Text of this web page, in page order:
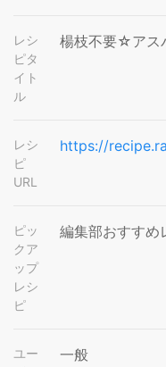
レシ
ピタ
イト
ル
楊枝不要☆アス
レシ
ピ
URL
https://
ピッ
クア
ップ
レシ
ピ
編集部おすすめ
ユー
一般